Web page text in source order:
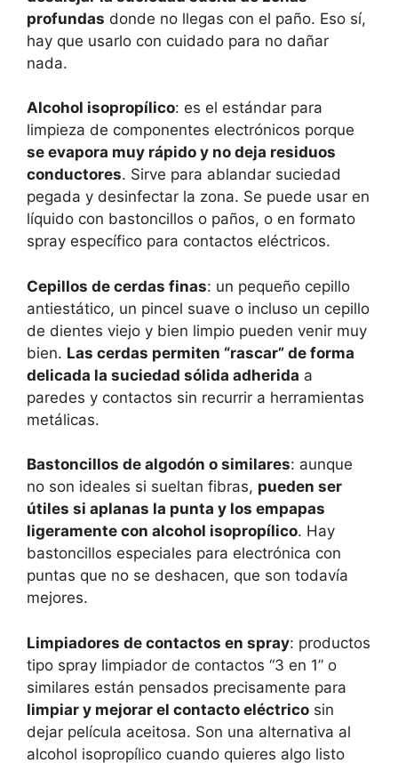
profundas donde no llegas con el paño. Eso sí,
hay que usarlo con cuidado para no dañar
nada.
Alcohol isopropílico: es el estándar para
limpieza de componentes electrónicos porque
se evapora muy rápido y no deja residuos
conductores. Sirve para ablandar suciedad
pegada y desinfectar la zona. Se puede usar en
líquido con bastoncillos o paños, o en formato
spray específico para contactos eléctricos.
Cepillos de cerdas finas: un pequeño cepillo
antiestático, un pincel suave o incluso un cepillo
de dientes viejo y bien limpio pueden venir muy
bien. Las cerdas permiten “rascar” de forma
delicada la suciedad sólida adherida a
paredes y contactos sin recurrir a herramientas
metálicas.
Bastoncillos de algodón o similares: aunque
no son ideales si sueltan fibras, pueden ser
útiles si aplanas la punta y los empapas
ligeramente con alcohol isopropílico. Hay
bastoncillos especiales para electrónica con
puntas que no se deshacen, que son todavía
mejores.
Limpiadores de contactos en spray: productos
tipo spray limpiador de contactos “3 en 1” o
similares están pensados precisamente para
limpiar y mejorar el contacto eléctrico sin
dejar película aceitosa. Son una alternativa al
alcohol isopropílico cuando quieres algo listo